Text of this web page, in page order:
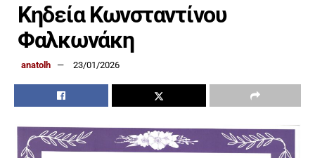
Κηδεία Κωνσταντίνου
Φαλκωνάκη
anatolh 23/01/2026